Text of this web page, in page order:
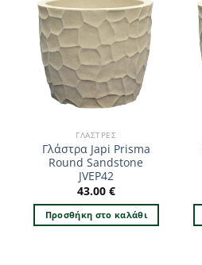
ΓΛΆΣΤΡΕΣ
Γλάστρα Japi Prisma
Round Sandstone
JVEP42
43.00 €
Προσθήκη στο καλάθι